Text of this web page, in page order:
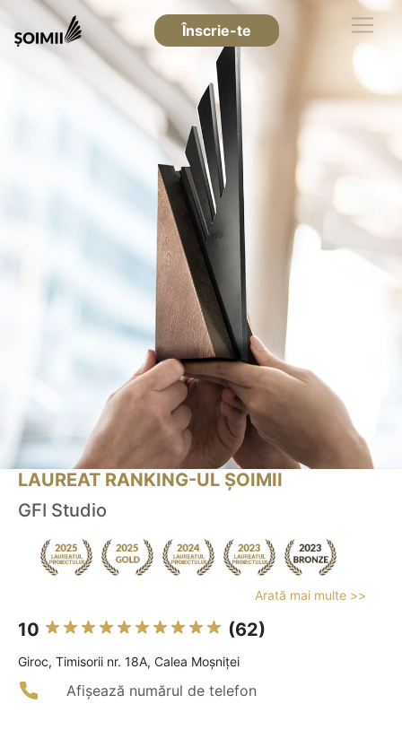
Înscrie-te
LAUREAT RANKING-UL ȘOIMII
GFI Studio
Arată mai multe >>
10 (62)
Giroc, Timisorii nr. 18A, Calea Moşniţei
Afișează numărul de telefon